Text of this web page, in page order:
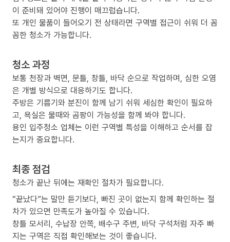
이 준비돼 있어야 진행이 매끄럽습니다.
또 개인 물품이 들어오기 전 상태라면 구역별 접근이 쉬워 더 꼼
꼼한 청소가 가능합니다.
청소 과정
보통 천장과 벽면, 문틀, 창틀, 바닥 순으로 작업하며, 심한 오염
은 개별 방식으로 대응하기도 합니다.
주방은 기름기와 분진이 함께 남기 쉬워 세심한 확인이 필요하
고, 욕실은 물때와 곰팡이 가능성을 함께 봐야 합니다.
용인 입주청소 업체는 이런 구역별 특성을 이해하고 순서를 잡
는지가 중요합니다.
최종 점검
청소가 끝난 뒤에는 재확인 절차가 필요합니다.
“끝났다”는 말만 듣기보다, 빠진 곳이 없는지 함께 확인하는 절
차가 있으면 만족도가 높아질 수 있습니다.
창틀 모서리, 수납장 안쪽, 배수구 주변, 바닥 구석처럼 자주 빠
지는 구역은 직접 확인해보는 것이 좋습니다.